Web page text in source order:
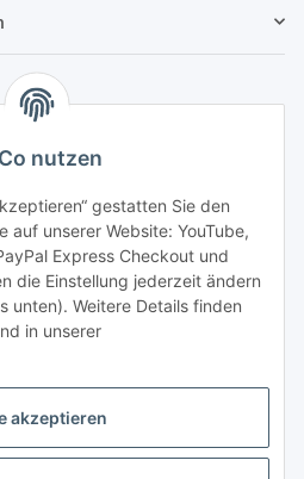
Uhr
Uhr
nutzen
gestatten Sie den
auf unserer Website: YouTube,
Express Checkout und
die Einstellung jederzeit ändern
unten). Weitere Details finden
in unserer
akzeptieren